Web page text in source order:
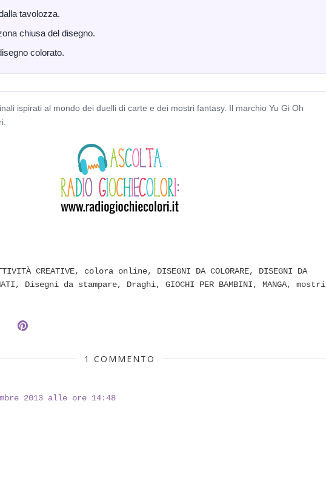
tavolozza.
chiusa del disegno.
colorato.
ispirati al mondo dei duelli di carte e dei mostri fantasy. Il marchio Yu Gi Oh
CREATIVE, colora online, DISEGNI DA COLORARE, DISEGNI DA
, Disegni da stampare, Draghi, GIOCHI PER BAMBINI, MANGA, mostri
1 COMMENTO
2013 alle ore 14:48